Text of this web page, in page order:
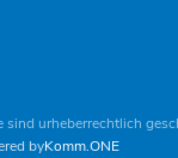
urheberrechtlich
byKomm.ONE